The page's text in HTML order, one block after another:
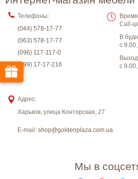
Телефоны:
(044) 578-17-77
(063) 578-17-77
(096) 117-117-0
(099) 17-17-216
Call-
В
с 9.00
с 9.00
Адрес:
Харьков, улица Конторская, 27
E-mail: shop@goldenplaza.com.ua
Мы в